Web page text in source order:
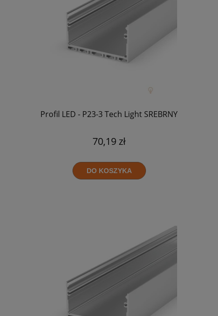
Profil LED - P23-3 Tech Light SREBRNY
70,19 zł
DO KOSZYKA